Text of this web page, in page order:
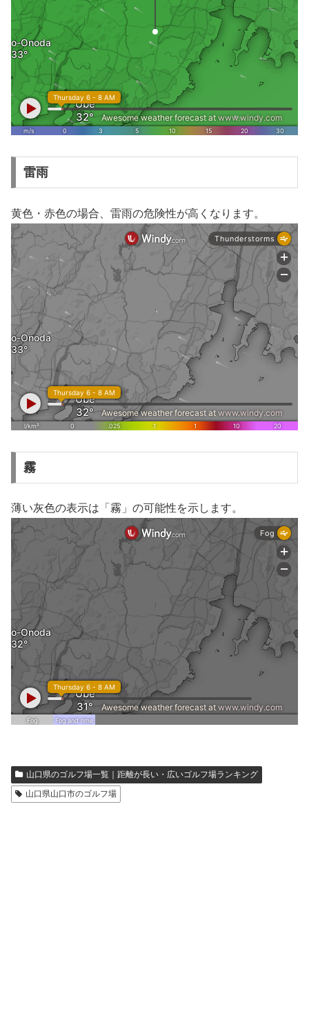
雷雨
黄色・赤色の場合、雷雨の危険性が高くなります。
霧
薄い灰色の表示は「霧」の可能性を示します。
山口県のゴルフ場一覧｜距離が長い・広いゴルフ場ランキング
山口県山口市のゴルフ場